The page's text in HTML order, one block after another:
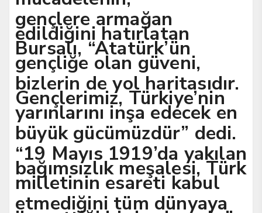
gençlere armağan
edildiğini hatırlatan
Bursalı, “Atatürk’ün
gençliğe olan güveni,
bizlerin de yol haritasıdır.
Gençlerimiz, Türkiye’nin
yarınlarını inşa edecek en
büyük gücümüzdür” dedi.
“19 Mayıs 1919’da yakılan
bağımsızlık meşalesi, Türk
milletinin esareti kabul
etmediğini tüm dünyaya